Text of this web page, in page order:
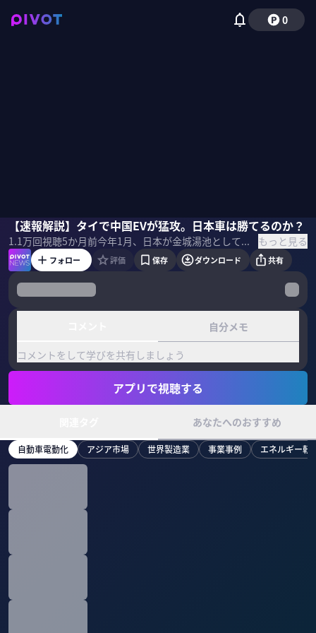
0
【速報解説】タイで中国EVが猛攻。日本車は勝てるのか？
1.1万回視聴5か月前 今年1月、日本が金城湯池としてきたタイの自動車マーケットで、中国車のシェアが日本車を逆転。今、タイで何が起きているのか？これは一時的な現象なのか？フォーインの安藤久史アナリストに速報解説してもらった。 ＜ゲスト＞ 安藤久史｜フォーイン アナリスト ソウル大大学院修了後、共同通信グループＮＮＡで経済記者として活動。韓国、中国、豪州、シンガポール、インドに駐在。14年フォーイン入社。アジア担当を経て、15年より米州担当。独自の視点と緻密な分析で世界の経済情勢を読み解くジャーナリスト。 ＜目次＞ もっと見る
安藤久史佐々木紀彦
フォロー 評価 保存 ダウンロード 共有
自分メモ
コメントをして学びを共有しましょう
アプリで視聴する
あなたへのおすすめ
自動車電動化 アジア市場 世界製造業 事業事例 エネルギー転